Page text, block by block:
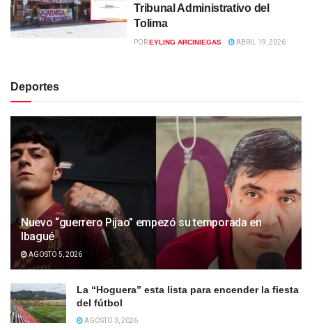
Tribunal Administrativo del
Tolima
POREYLING ARCINIEGAS ABRIL 19, 2026
Deportes
Nuevo “guerrero Pijao” empezó su temporada en
Ibagué
AGOSTO 5, 2026
La “Hoguera” esta lista para encender la fiesta
del fútbol
AGOSTO 3, 2026